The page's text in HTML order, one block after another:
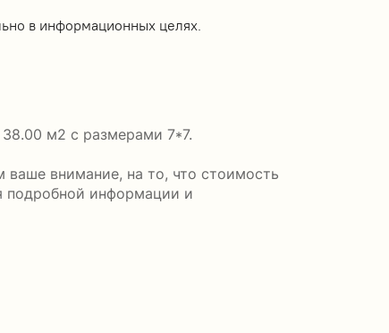
в информационных целях.
м2 с размерами 7*7.
внимание, на то, что стоимость
подробной информации и